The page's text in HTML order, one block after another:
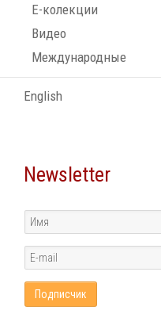
Е-колекции
Видео
Международные
English
Newsletter